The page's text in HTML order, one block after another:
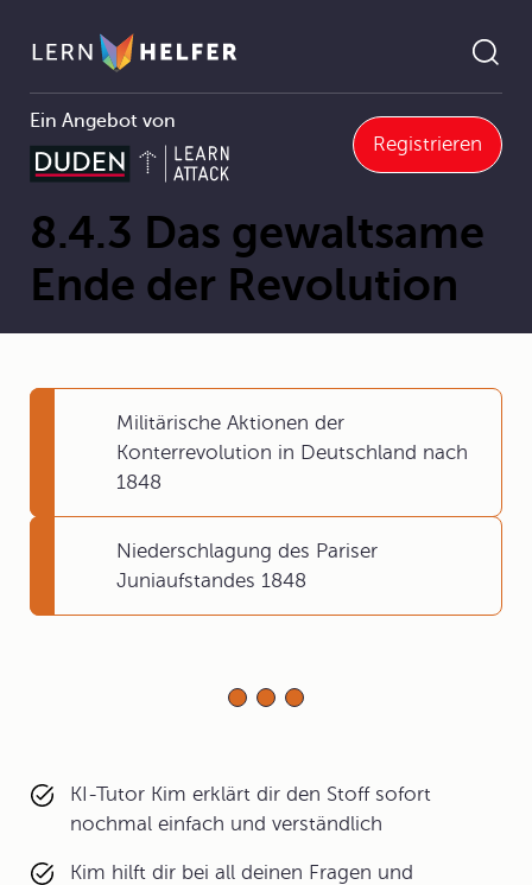
Ein Angebot von
Registrieren
Pfadnavigation
8.4 Revolutionen von 1848/49 8.4.3 Das gewaltsame Ende der Revolution
8.4.3 Das gewaltsame
Ende der Revolution
Militärische Aktionen der
Konterrevolution in Deutschland nach
1848
Niederschlagung des Pariser
Juniaufstandes 1848
KI-Tutor Kim erklärt dir den Stoff sofort
nochmal einfach und verständlich
Kim hilft dir bei all deinen Fragen und